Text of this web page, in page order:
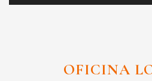
OFICINA